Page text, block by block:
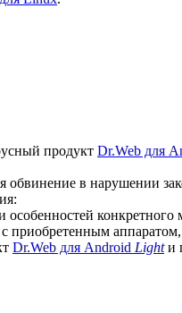
продукт Dr.Web для
обвинение в нарушении
конкретного
приобретенным
Dr.Web для Android Lightи